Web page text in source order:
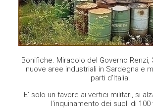
Bonifiche. Miracolo del Governo Renzi,
nuove aree industriali in Sardegna e
parti d’Italia!
E’ solo un favore ai vertici militari, si
l’inquinamento dei suoli di 100